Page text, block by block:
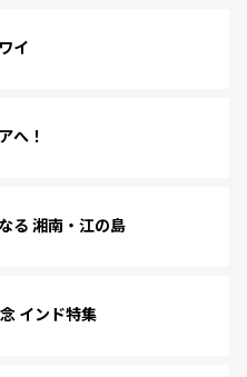
イ
へ！
る 湘南・江の島
インド特集